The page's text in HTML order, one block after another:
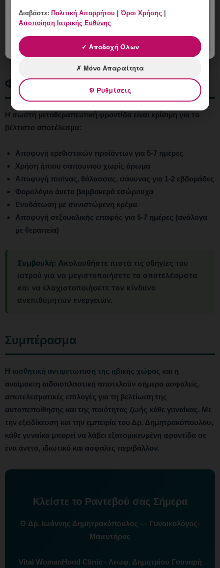
συνήθως ειδικός εργαστηριακός έλεγχος. Ωστόσο,
ο ιατρός μπορεί να ζητήσει βασικές εξετάσεις
ανάλογα με το ιστορικό σας.
Φροντίδα Μετά τη Θεραπεία
Η σωστή μεταθεραπευτική φροντίδα είναι κρίσιμη για το
βέλτιστο αποτέλεσμα:
Αποφυγή ερεθιστικών προϊόντων για 5-7 ημέρες
Χρήση ήπιου σαπουνιού χωρίς άρωμα
Αποφυγή πισίνας, θάλασσας, σάουνας για 1-2 εβδομάδες
Φορολόγιο άνετα βαμβακερά εσώρουχα
Ενυδάτωση με συνιστώμενη κρέμα
Αποφυγή σεξουαλικής επαφής για 5-7 ημέρες (ανάλογα
με θεραπεία)
Συμβουλή: Ακολουθήστε πιστά τις οδηγίες του
ιατρού για να μεγιστοποιήσετε τα αποτελέσματα
και να ελαχιστοποιήσετε τον κίνδυνο
ανεπιθύμητων ενεργειών.
Συμπέρασμα
Η αισθητική αντιμετώπιση της ηβικής χώρας και η
αναίμακτη αιδοιοπλαστική αποτελούν σήμερα ασφαλείς,
αποτελεσματικές επιλογές για τη βελτίωση της
αυτοπεποίθησης και της ποιότητας ζωής κάθε γυναίκας. Με
την εξειδίκευση και την εμπειρία του Δρ. Δημητρακόπουλου,
κάθε γυναίκα μπορεί να λάβει εξατομικευμένη φροντίδα σε
ένα άνετο, ιδιωτικό και ασφαλές περιβάλλον.
Κλείστε το Ραντεβού σας Σήμερα
Ο Δρ. Ιωάννης Δημητρακόπουλος — Γυναικολόγος-
Μαιευτήρας
Vital WomanHood Clinic· Λεωφ. Δημητρίου Γουναρή
Διαβάστε:Πολιτική Απορρήτου |Όροι Χρήσης |
Αποποίηση Ιατρικής Ευθύνης
✓ Αποδοχή Όλων
✗ Μόνο Απαραίτητα
⚙ Ρυθμίσεις